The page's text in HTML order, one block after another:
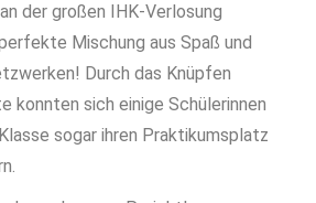
der großen IHK-Verlosung
Mischung aus Spaß und
Durch das Knüpfen
konnten sich einige Schülerinnen
sogar ihren Praktikumsplatz